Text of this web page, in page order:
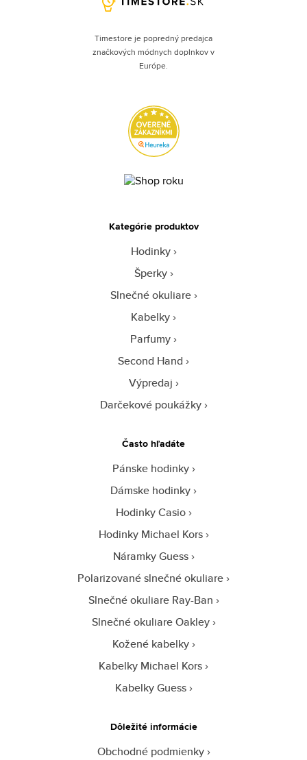
Timestore je popredný predajca
značkových módnych doplnkov v
Európe.
Kategórie produktov
Hodinky
Šperky
Slnečné okuliare
Kabelky
Parfumy
Second Hand
Výpredaj
Darčekové poukážky
Často hľadáte
Pánske hodinky
Dámske hodinky
Hodinky Casio
Hodinky Michael Kors
Náramky Guess
Polarizované slnečné okuliare
Slnečné okuliare Ray-Ban
Slnečné okuliare Oakley
Kožené kabelky
Kabelky Michael Kors
Kabelky Guess
Dôležité informácie
Obchodné podmienky